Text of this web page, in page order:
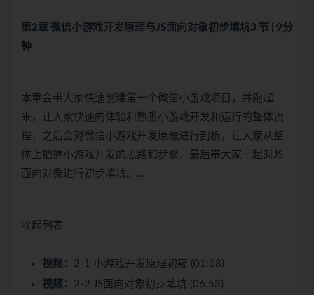
第2章 微信小游戏开发原理与JS面向对象初步填坑3 节 | 9分
钟
本章会带大家快速创建第一个微信小游戏项目，并跑起
来，让大家快速的体验和熟悉小游戏开发和运行的整体流
程，之后会对微信小游戏开发原理进行剖析，让大家从整
体上把握小游戏开发的思路和步骤，最后带大家一起对JS
面向对象进行初步填坑。…
收起列表
视频： 2-1 小游戏开发原理初窥 (01:18)
视频： 2-2 JS面向对象初步填坑 (06:53)